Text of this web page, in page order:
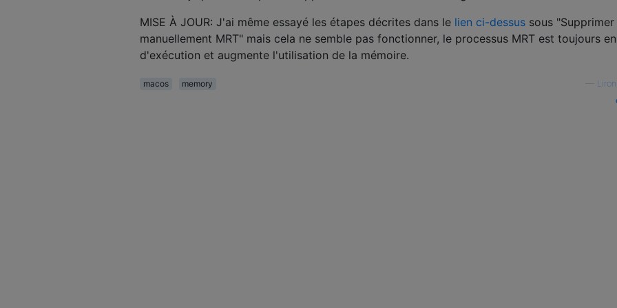
MISE À JOUR: J'ai même essayé les étapes décrites dans le lien ci-dessus sous "Supprimer
manuellement MRT" mais cela ne semble pas fonctionner, le processus MRT est toujours
d'exécution et augmente l'utilisation de la mémoire.
macos memory